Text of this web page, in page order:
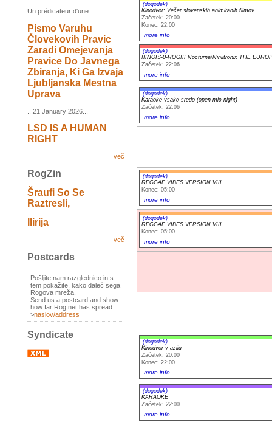
Un prédicateur d'une ...
Pismo Varuhu
Človekovih Pravic
Zaradi Omejevanja
Pravice Do Javnega
Zbiranja, Ki Ga Izvaja
Ljubljanska Mestna
Uprava
...21 January 2026...
LSD IS A HUMAN
RIGHT
več
RogZin
Šraufi So Se
Raztresli,
Ilirija
več
Postcards
Pošljite nam razglednico in s
tem pokažite, kako daleč sega
Rogova mreža.
Send us a postcard and show
how far Rog net has spread.
>naslov/address
Syndicate
(dogodek)
Kinodvor: Večer slovenskih animiranih filmov
Začetek: 20:00
Konec: 22:00
more info
(dogodek)
!!!NOIS-0-ROG!!! Nocturne/Nihiltronix THE
Začetek: 22:06
more info
(dogodek)
Karaoke vsako sredo (open mic night)
Začetek: 22:06
more info
(dogodek)
REGGAE VIBES VERSION VIII
Konec: 05:00
more info
(dogodek)
REGGAE VIBES VERSION VIII
Konec: 05:00
more info
(dogodek)
Kinodvor v azilu
Začetek: 20:00
Konec: 22:00
more info
(dogodek)
KARAOKE
Začetek: 22:00
more info